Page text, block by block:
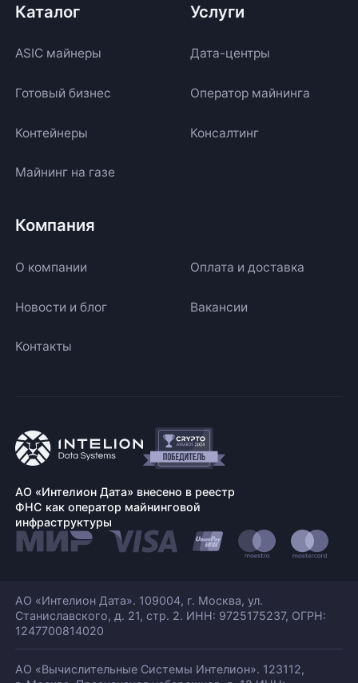
Каталог
ASIC майнеры
Готовый бизнес
Контейнеры
Майнинг на газе
Услуги
Дата-центры
Оператор майнинга
Консалтинг
Компания
О компании Оплата и доставка
Новости и блог Вакансии
Контакты
АО «Интелион Дата» внесено в реестр
ФНС как оператор майнинговой
инфраструктуры
АО «Интелион Дата». 109004, г. Москва, ул.
Станиславского, д. 21, стр. 2. ИНН: 9725175237, ОГРН:
1247700814020
АО «Вычислительные Системы Интелион». 123112,